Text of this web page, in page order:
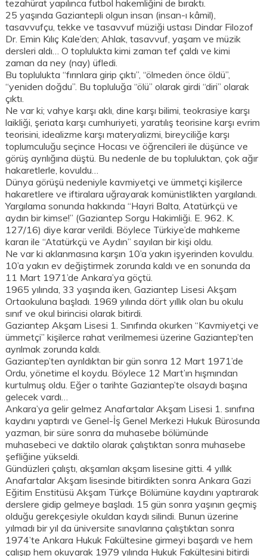
tezahürat yapılınca futbol hakemliğini de bıraktı.
25 yaşında Gaziantepli olgun insan (insan-ı kâmil),
tasavvufçu, tekke ve tasavvuf müziği ustası Dindar Filozof
Dr. Emin Kılıç Kale’den; Ahlak, tasavvuf, yaşam ve müzik
dersleri aldı… O toplulukta kimi zaman tef çaldı ve kimi
zaman da ney (nay) üfledi.
Bu toplulukta “fırınlara girip çıktı”, “ölmeden önce öldü”,
“yeniden doğdu”. Bu topluluğa “ölü” olarak girdi “diri” olarak
çıktı.
Ne var ki; vahye karşı aklı, dine karşı bilimi, teokrasiye karşı
laikliği, şeriata karşı cumhuriyeti, yaratılış teorisine karşı evrim
teorisini, idealizme karşı materyalizmi, bireyciliğe karşı
toplumculuğu seçince Hocası ve öğrencileri ile düşünce ve
görüş ayrılığına düştü. Bu nedenle de bu topluluktan, çok ağır
hakaretlerle, kovuldu…
Dünya görüşü nedeniyle kavmiyetçi ve ümmetçi kişilerce
hakaretlere ve iftiralara uğrayarak komünistlikten yargılandı.
Yargılama sonunda hakkında “Hayri Balta, Atatürkçü ve
aydın bir kimse!” (Gaziantep Sorgu Hakimliği. E. 962. K.
127/16) diye karar verildi. Böylece Türkiye’de mahkeme
kararı ile “Atatürkçü ve Aydın” sayılan bir kişi oldu.
Ne var ki aklanmasına karşın 10’a yakın işyerinden kovuldu.
10’a yakın ev değiştirmek zorunda kaldı ve en sonunda da
11 Mart 1971’de Ankara’ya göçtü.
1965 yılında, 33 yaşında iken, Gaziantep Lisesi Akşam
Ortaokuluna başladı. 1969 yılında dört yıllık olan bu okulu
sınıf ve okul birincisi olarak bitirdi.
Gaziantep Akşam Lisesi 1. Sınıfında okurken “Kavmiyetçi ve
ümmetçi” kişilerce rahat verilmemesi üzerine Gaziantep’ten
ayrılmak zorunda kaldı.
Gaziantep’ten ayrıldıktan bir gün sonra 12 Mart 1971’de
Ordu, yönetime el koydu. Böylece 12 Mart’ın hışmından
kurtulmuş oldu. Eğer o tarihte Gaziantep’te olsaydı başına
gelecek vardı…
Ankara’ya gelir gelmez Anafartalar Akşam Lisesi 1. sınıfına
kaydını yaptırdı ve Genel-İş Genel Merkezi Hukuk Bürosunda
yazman, bir süre sonra da muhasebe bölümünde
muhasebeci ve daktilo olarak çalıştıktan sonra muhasebe
şefliğine yükseldi.
Gündüzleri çalıştı, akşamları akşam lisesine gitti. 4 yıllık
Anafartalar Akşam lisesinde bitirdikten sonra Ankara Gazi
Eğitim Enstitüsü Akşam Türkçe Bölümüne kaydını yaptırarak
derslere gidip gelmeye başladı. 15 gün sonra yaşının geçmiş
olduğu gerekçesiyle okuldan kaydı silindi. Bunun üzerine
yılmadı bir yıl da üniversite sınavlarına çalıştıktan sonra
1974’te Ankara Hukuk Fakültesine girmeyi başardı ve hem
çalışıp hem okuyarak 1979 yılında Hukuk Fakültesini bitirdi